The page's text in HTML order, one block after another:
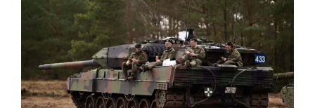
американські
HIMARS